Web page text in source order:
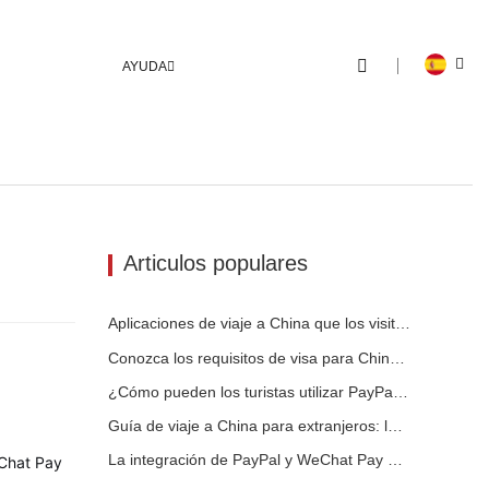
AYUDA
Pay
Articulos populares
Aplicaciones de viaje a China que los visitantes extranjeros realmente necesitan en 2026
Guía de viaje a China para extranjeros: lo que necesitas saber antes de visitar
La integración de PayPal y WeChat Pay hace que viajar a China sea más fácil para los visitantes internacionales